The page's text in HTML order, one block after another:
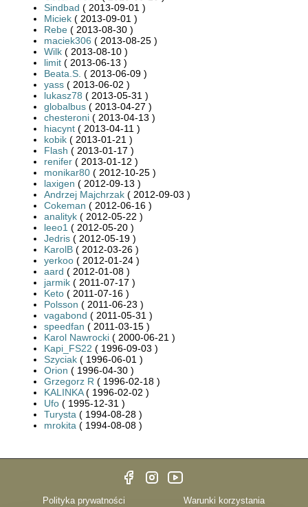
Sindbad ( 2013-09-01 )
Miciek ( 2013-09-01 )
Rebe ( 2013-08-30 )
maciek306 ( 2013-08-25 )
Wilk ( 2013-08-10 )
limit ( 2013-06-13 )
Beata.S. ( 2013-06-09 )
yass ( 2013-06-02 )
lukasz78 ( 2013-05-31 )
globalbus ( 2013-04-27 )
chesteroni ( 2013-04-13 )
hiacynt ( 2013-04-11 )
kobik ( 2013-01-21 )
Flash ( 2013-01-17 )
renifer ( 2013-01-12 )
monikar80 ( 2012-10-25 )
laxigen ( 2012-09-13 )
Andrzej Majchrzak ( 2012-09-03 )
Cokeman ( 2012-06-16 )
analityk ( 2012-05-22 )
leeo1 ( 2012-05-20 )
Jedris ( 2012-05-19 )
KarolB ( 2012-03-26 )
yerkoo ( 2012-01-24 )
aard ( 2012-01-08 )
jarmik ( 2011-07-17 )
Keto ( 2011-07-16 )
Polsson ( 2011-06-23 )
vagabond ( 2011-05-31 )
speedfan ( 2011-03-15 )
Karol Nawrocki ( 2000-06-21 )
Kapi_FS22 ( 1996-09-03 )
Szyciak ( 1996-06-01 )
Orion ( 1996-04-30 )
Grzegorz R ( 1996-02-18 )
KALINKA( 1996-02-02 )
Ufo ( 1995-12-31 )
Turysta ( 1994-08-28 )
mrokita ( 1994-08-08 )
Polityka prywatności Warunki korzystania